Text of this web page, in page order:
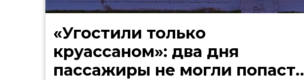
«Угостили только
круассаном»: два дня
пассажиры не могли попасть